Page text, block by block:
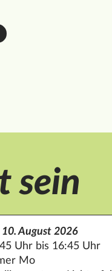
sein
August 2026
Uhr bis 16:45 Uhr
Mo